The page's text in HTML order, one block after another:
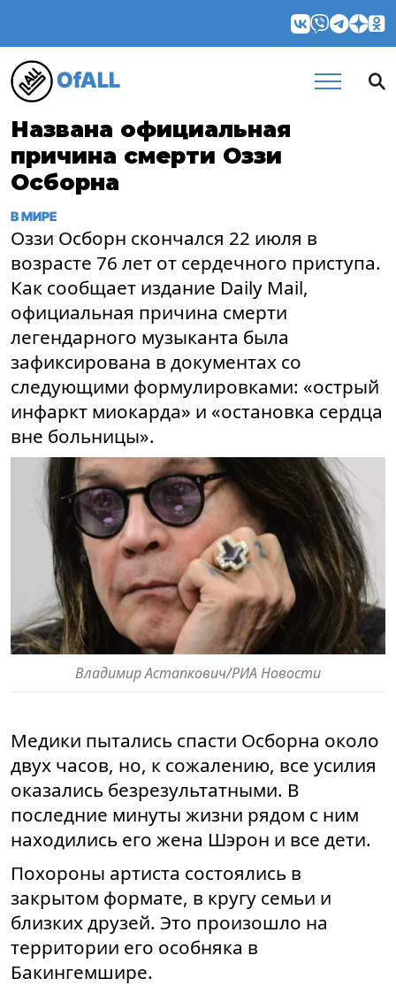
OfALL
Названа официальная
причина смерти Оззи
Осборна
В МИРЕ
Оззи Осборн скончался 22 июля в
возрасте 76 лет от сердечного приступа.
Как сообщает издание Daily Mail,
официальная причина смерти
легендарного музыканта была
зафиксирована в документах со
следующими формулировками: «острый
инфаркт миокарда» и «остановка сердца
вне больницы».
Владимир Астапкович/РИА Новости
Медики пытались спасти Осборна около
двух часов, но, к сожалению, все усилия
оказались безрезультатными. В
последние минуты жизни рядом с ним
находились его жена Шэрон и все дети.
Похороны артиста состоялись в
закрытом формате, в кругу семьи и
близких друзей. Это произошло на
территории его особняка в
Бакингемшире.